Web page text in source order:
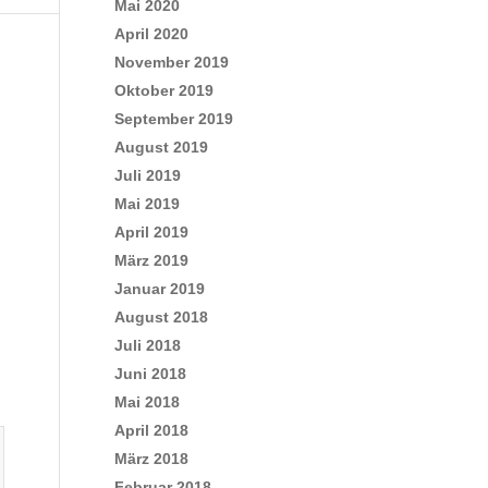
Mai 2020
April 2020
November 2019
Oktober 2019
September 2019
August 2019
Juli 2019
Mai 2019
April 2019
März 2019
Januar 2019
August 2018
Juli 2018
Juni 2018
Mai 2018
April 2018
März 2018